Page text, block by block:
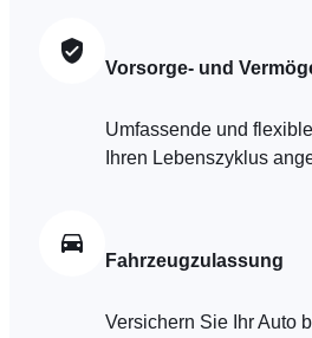
Proposer des offres et
les performances. Partager des
hébergé sur un site externe.
Vorsorge- und
Umfassende und
Ihren Lebenszyklus
Fahrzeugzulassung
Versichern Sie Ihr Auto